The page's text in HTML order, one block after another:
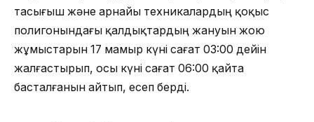
тасығыш және арнайы техникалардың қоқыс
полигонындағы қалдықтардың жануын жою
жұмыстарын 17 мамыр күні сағат 03:00 дейін
жалғастырып, осы күні сағат 06:00 қайта
басталғанын айтып, есеп берді.